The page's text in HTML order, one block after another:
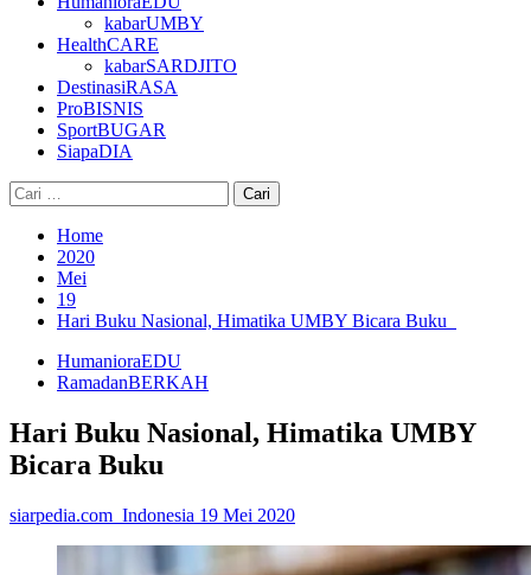
kabarUMBY
HealthCARE
kabarSARDJITO
DestinasiRASA
ProBISNIS
SportBUGAR
SiapaDIA
Cari
untuk:
Home
2020
Mei
19
Hari Buku Nasional, Himatika UMBY Bicara Buku
HumanioraEDU
RamadanBERKAH
Hari Buku Nasional, Himatika UMBY
Bicara Buku
siarpedia.com_Indonesia 19 Mei 2020